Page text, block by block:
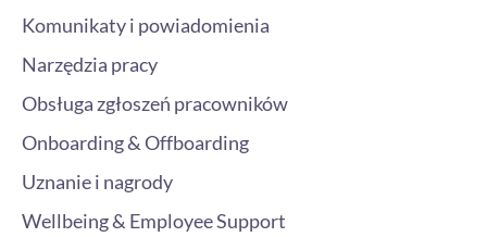
Komunikaty i powiadomienia
Narzędzia pracy
Obsługa zgłoszeń pracowników
Onboarding & Offboarding
Uznanie i nagrody
Wellbeing & Employee Support